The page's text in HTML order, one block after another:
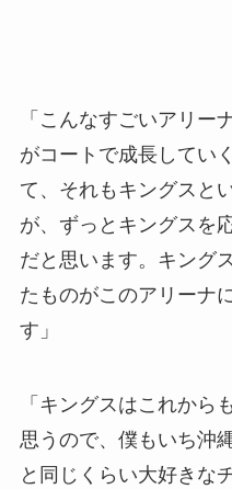
「こんなすごいアリー
がコートで成長してい
て、それもキングスと
が、ずっとキングスを
だと思います。キング
たものがこのアリーナ
す」
「キングスはこれから
思うので、僕もいち沖
と同じくらい大好きな